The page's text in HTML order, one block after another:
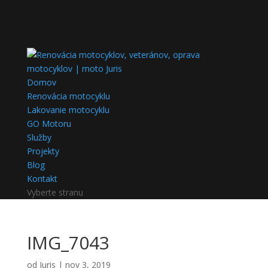
Domov
Renovácia motocyklu
Lakovanie motocyklu
GO Motoru
Služby
Projekty
Blog
Kontakt
Vyberte stranu
IMG_7043
od Juris | nov 3, 2019